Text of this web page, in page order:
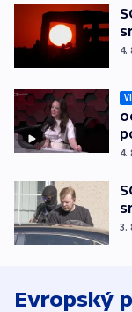
4.
4.
3.
Evropský